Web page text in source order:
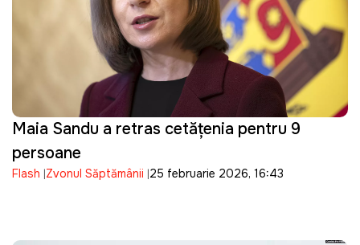
Maia Sandu a retras cetățenia pentru 9
persoane
Flash Zvonul Săptămânii 25 februarie 2026, 16:43